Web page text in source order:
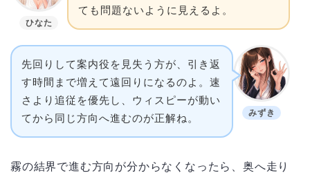
ひなた
ても問題ないように見えるよ。
みずき
先回りして案内役を見失う方が、引き返
す時間まで増えて遠回りになるのよ。速
さより追従を優先し、ウィスピーが動い
てから同じ方向へ進むのが正解ね。
霧の結界で進む方向が分からなくなったら、奥へ走り